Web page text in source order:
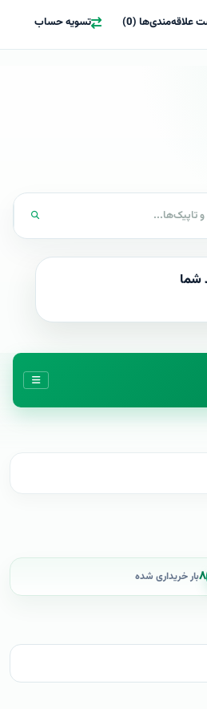
علاقه‌مندی‌ها (0) تسویه حساب
شما
۸بار خریداری شده